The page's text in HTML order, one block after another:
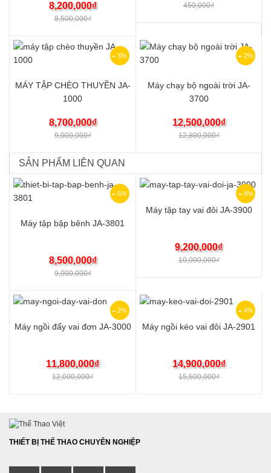
8,500,000₫
8,200,000₫ 450,000₫
3%
MÁY TẬP CHÈO THUYỀN JA-
1000
9,000,000₫
8,700,000₫
2%
Máy chạy bộ ngoài trời JA-
3700
12,800,000₫
12,500,000₫
SẢN PHẨM LIÊN QUAN
6%
Máy tập bập bênh JA-3801
9,000,000₫
8,500,000₫
8%
Máy tập tay vai đôi JA-3900
10,000,000₫
9,200,000₫
2%
Máy ngồi đẩy vai đơn JA-3000
12,000,000₫
11,800,000₫
4%
Máy ngồi kéo vai đôi JA-2901
15,500,000₫
14,900,000₫
THIẾT BỊ THỂ THAO CHUYÊN NGHIỆP